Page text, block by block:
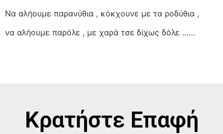
Να αλήουμε παρανύθια , κόκχουνε με τα ροδύθια ,
να αλήουμε παρόλε , με χαρά τσε δίχως δόλε ……
Κρατήστε Επαφή